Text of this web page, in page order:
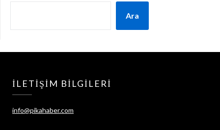
Ara
İLETIŞIM BILGILERI
info@pikahaber.com